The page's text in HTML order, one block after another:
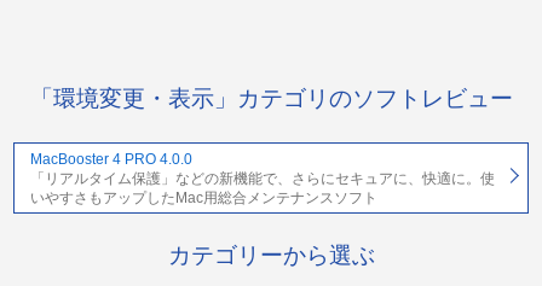
「環境変更・表示」カテゴリのソフトレビュー
MacBooster 4 PRO 4.0.0
「リアルタイム保護」などの新機能で、さらにセキュアに、快適に。使
いやすさもアップしたMac用総合メンテナンスソフト
カテゴリーから選ぶ